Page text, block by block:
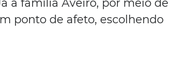
a família Aveiro, por meio de
ponto de afeto, escolhendo